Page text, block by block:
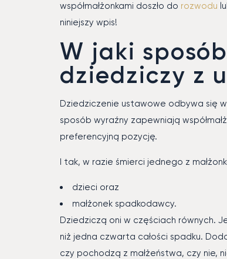
współmałżonkami doszło do rozwodu
niniejszy wpis!
W jaki
dziedziczy z
Dziedziczenie ustawowe odbywa się
sposób wyraźny zapewniają
preferencyjną pozycję.
I tak, w razie śmierci jednego z
dzieci oraz
małżonek spadkodawcy.
Dziedziczą oni w częściach równych.
niż jedna czwarta całości spadku.
czy pochodzą z małżeństwa, czy nie,